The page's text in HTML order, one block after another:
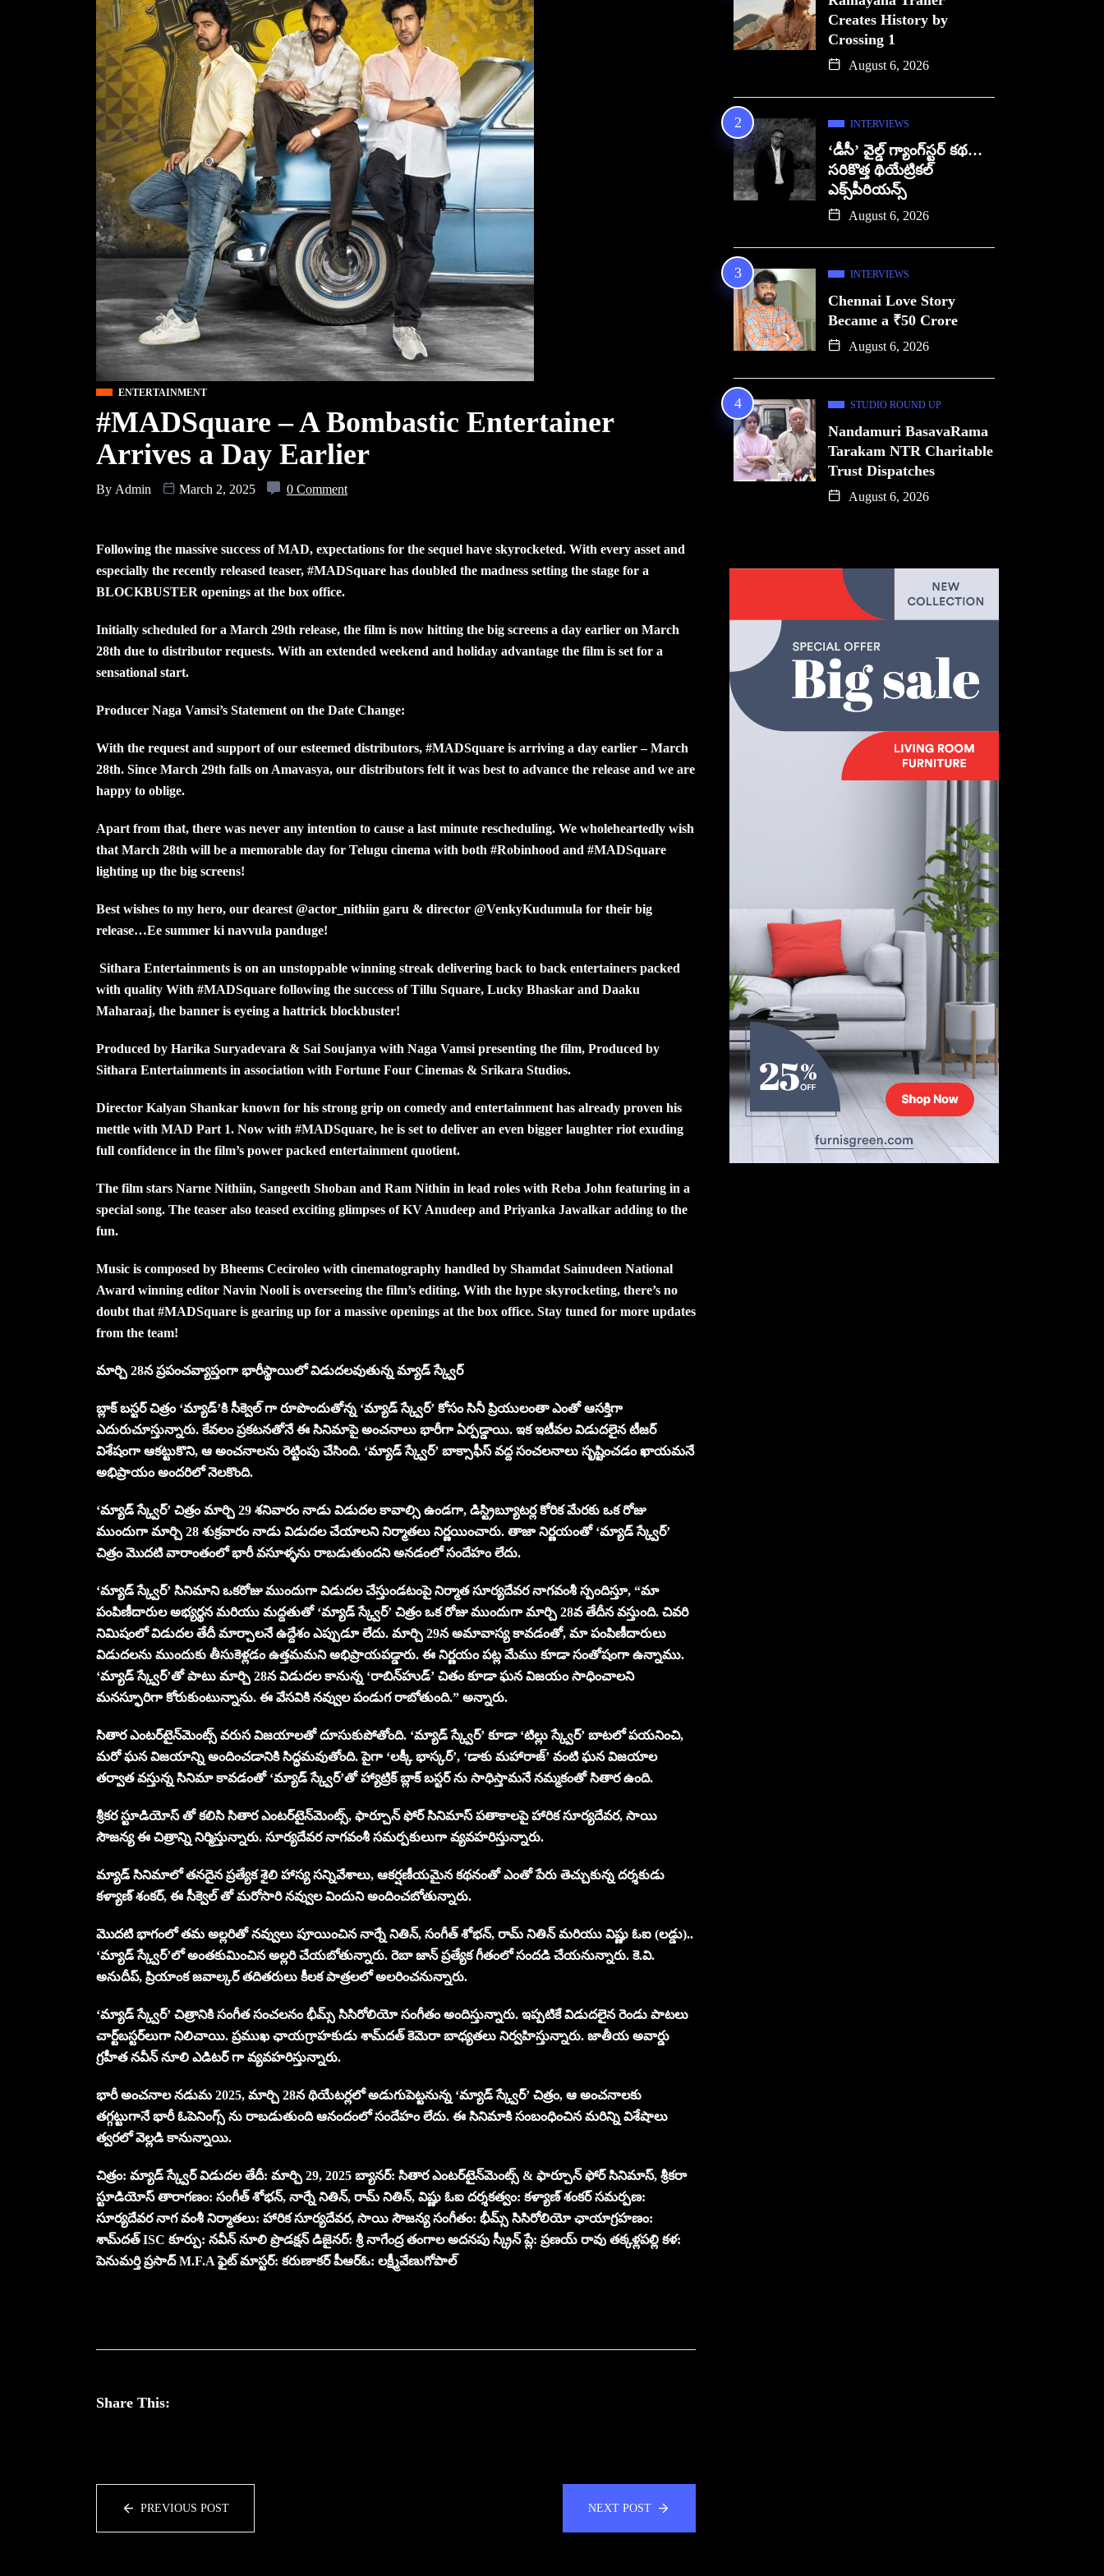
ENTERTAINMENT
#MADSquare – A Bombastic Entertainer
Arrives a Day Earlier
By Admin March 2, 2025 0 Comment
Following the massive success of MAD, expectations for the sequel have skyrocketed. With every asset and
especially the recently released teaser, #MADSquare has doubled the madness setting the stage for a
BLOCKBUSTER openings at the box office.
Initially scheduled for a March 29th release, the film is now hitting the big screens a day earlier on March
28th due to distributor requests. With an extended weekend and holiday advantage the film is set for a
sensational start.
Producer Naga Vamsi’s Statement on the Date Change:
With the request and support of our esteemed distributors, #MADSquare is arriving a day earlier – March
28th. Since March 29th falls on Amavasya, our distributors felt it was best to advance the release and we are
happy to oblige.
Apart from that, there was never any intention to cause a last minute rescheduling. We wholeheartedly wish
that March 28th will be a memorable day for Telugu cinema with both #Robinhood and #MADSquare
lighting up the big screens!
Best wishes to my hero, our dearest @actor_nithiin garu & director @VenkyKudumula for their big
release…Ee summer ki navvula panduge!
Sithara Entertainments is on an unstoppable winning streak delivering back to back entertainers packed
with quality With #MADSquare following the success of Tillu Square, Lucky Bhaskar and Daaku
Maharaaj, the banner is eyeing a hattrick blockbuster!
Produced by Harika Suryadevara & Sai Soujanya with Naga Vamsi presenting the film, Produced by
Sithara Entertainments in association with Fortune Four Cinemas & Srikara Studios.
Director Kalyan Shankar known for his strong grip on comedy and entertainment has already proven his
mettle with MAD Part 1. Now with #MADSquare, he is set to deliver an even bigger laughter riot exuding
full confidence in the film’s power packed entertainment quotient.
The film stars Narne Nithiin, Sangeeth Shoban and Ram Nithin in lead roles with Reba John featuring in a
special song. The teaser also teased exciting glimpses of KV Anudeep and Priyanka Jawalkar adding to the
fun.
Music is composed by Bheems Ceciroleo with cinematography handled by Shamdat Sainudeen National
Award winning editor Navin Nooli is overseeing the film’s editing. With the hype skyrocketing, there’s no
doubt that #MADSquare is gearing up for a massive openings at the box office. Stay tuned for more updates
from the team!
మార్చి 28న ప్రపంచవ్యాప్తంగా భారీస్థాయిలో విడుదలవుతున్న మ్యాడ్ స్క్వేర్
బ్లాక్ బస్టర్ చిత్రం ‘మ్యాడ్’కి సీక్వెల్ గా రూపొందుతోన్న ‘మ్యాడ్ స్క్వేర్’ కోసం సినీ ప్రియులంతా ఎంతో ఆసక్తిగా
ఎదురుచూస్తున్నారు. కేవలం ప్రకటనతోనే ఈ సినిమాపై అంచనాలు భారీగా ఏర్పడ్డాయి. ఇక ఇటీవల విడుదలైన టీజర్
విశేషంగా ఆకట్టుకొని, ఆ అంచనాలను రెట్టింపు చేసింది. ‘మ్యాడ్ స్క్వేర్’ బాక్సాఫీస్ వద్ద సంచలనాలు సృష్టించడం ఖాయమనే
అభిప్రాయం అందరిలో నెలకొంది.
‘మ్యాడ్ స్క్వేర్’ చిత్రం మార్చి 29 శనివారం నాడు విడుదల కావాల్సి ఉండగా, డిస్ట్రిబ్యూటర్ల కోరిక మేరకు ఒక రోజు
ముందుగా మార్చి 28 శుక్రవారం నాడు విడుదల చేయాలని నిర్మాతలు నిర్ణయించారు. తాజా నిర్ణయంతో ‘మ్యాడ్ స్క్వేర్’
చిత్రం మొదటి వారాంతంలో భారీ వసూళ్ళను రాబడుతుందని అనడంలో సందేహం లేదు.
‘మ్యాడ్ స్క్వేర్’ సినిమాని ఒకరోజు ముందుగా విడుదల చేస్తుండటంపై నిర్మాత సూర్యదేవర నాగవంశీ స్పందిస్తూ, “మా
పంపిణీదారుల అభ్యర్థన మరియు మద్దతుతో ‘మ్యాడ్ స్క్వేర్’ చిత్రం ఒక రోజు ముందుగా మార్చి 28వ తేదీన వస్తుంది. చివరి
నిమిషంలో విడుదల తేదీ మార్చాలనే ఉద్దేశం ఎప్పుడూ లేదు. మార్చి 29న అమావాస్య కావడంతో, మా పంపిణీదారులు
విడుదలను ముందుకు తీసుకెళ్లడం ఉత్తమమని అభిప్రాయపడ్డారు. ఈ నిర్ణయం పట్ల మేము కూడా సంతోషంగా ఉన్నాము.
‘మ్యాడ్ స్క్వేర్’తో పాటు మార్చి 28న విడుదల కానున్న ‘రాబిన్‌హుడ్’ చితం కూడా ఘన విజయం సాధించాలని
మనస్ఫూరిగా కోరుకుంటున్నాను. ఈ వేసవికి నవ్వుల పండుగ రాబోతుంది.” అన్నారు.
సితార ఎంటర్‌టైన్‌మెంట్స్ వరుస విజయాలతో దూసుకుపోతోంది. ‘మ్యాడ్ స్క్వేర్’ కూడా ‘టిల్లు స్క్వేర్’ బాటలో పయనించి,
మరో ఘన విజయాన్ని అందించడానికి సిద్ధమవుతోంది. పైగా ‘లక్కీ భాస్కర్’, ‘డాకు మహారాజ్’ వంటి ఘన విజయాల
తర్వాత వస్తున్న సినిమా కావడంతో ‘మ్యాడ్ స్క్వేర్’తో హ్యాట్రిక్ బ్లాక్ బస్టర్ ను సాధిస్తామనే నమ్మకంతో సితార ఉంది.
శ్రీకర స్టూడియోస్ తో కలిసి సితార ఎంటర్‌టైన్‌మెంట్స్, ఫార్చూన్ ఫోర్ సినిమాస్ పతాకాలపై హారిక సూర్యదేవర, సాయి
సౌజన్య ఈ చిత్రాన్ని నిర్మిస్తున్నారు. సూర్యదేవర నాగవంశీ సమర్పకులుగా వ్యవహరిస్తున్నారు.
మ్యాడ్ సినిమాలో తనదైన ప్రత్యేక శైలి హాస్య సన్నివేశాలు, ఆకర్షణీయమైన కథనంతో ఎంతో పేరు తెచ్చుకున్న దర్శకుడు
కళ్యాణ్ శంకర్, ఈ సీక్వెల్ తో మరోసారి నవ్వుల విందుని అందించబోతున్నారు.
మొదటి భాగంలో తమ అల్లరితో నవ్వులు పూయించిన నార్నే నితిన్, సంగీత్ శోభన్, రామ్ నితిన్ మరియు విష్ణు ఓఐ (లడ్డు)..
‘మ్యాడ్ స్క్వేర్’లో అంతకుమించిన అల్లరి చేయబోతున్నారు. రెబా జాన్ ప్రత్యేక గీతంలో సందడి చేయనున్నారు. కె.వి.
అనుదీప్, ప్రియాంక జవాల్కర్ తదితరులు కీలక పాత్రలలో అలరించనున్నారు.
‘మ్యాడ్ స్క్వేర్’ చిత్రానికి సంగీత సంచలనం భీమ్స్ సిసిరోలియో సంగీతం అందిస్తున్నారు. ఇప్పటికే విడుదలైన రెండు పాటలు
చార్ట్‌బస్టర్‌లుగా నిలిచాయి. ప్రముఖ ఛాయగ్రాహకుడు శామ్‌దత్ కెమెరా బాధ్యతలు నిర్వహిస్తున్నారు. జాతీయ అవార్డు
గ్రహీత నవీన్ నూలి ఎడిటర్ గా వ్యవహరిస్తున్నారు.
భారీ అంచనాల నడుమ 2025, మార్చి 28న థియేటర్లలో అడుగుపెట్టనున్న ‘మ్యాడ్ స్క్వేర్’ చిత్రం, ఆ అంచనాలకు
తగ్గట్టుగానే భారీ ఓపెనింగ్స్‌ ను రాబడుతుంది ఆనందంలో సందేహం లేదు. ఈ సినిమాకి సంబంధించిన మరిన్ని విశేషాలు
త్వరలో వెల్లడి కానున్నాయి.
చిత్రం: మ్యాడ్ స్క్వేర్ విడుదల తేదీ: మార్చి 29, 2025 బ్యానర్: సితార ఎంటర్‌టైన్‌మెంట్స్ & ఫార్చూన్ ఫోర్ సినిమాస్, శ్రీకరా
స్టూడియోస్ తారాగణం: సంగీత్ శోభన్, నార్నే నితిన్, రామ్ నితిన్‌, విష్ణు ఓఐ దర్శకత్వం: కళ్యాణ్ శంకర్ సమర్పణ:
సూర్యదేవర నాగ వంశీ నిర్మాతలు: హారిక సూర్యదేవర, సాయి సౌజన్య సంగీతం: భీమ్స్ సిసిరోలియో ఛాయాగ్రహణం:
శామ్‌దత్ ISC కూర్పు: నవీన్ నూలి ప్రొడక్షన్ డిజైనర్: శ్రీ నాగేంద్ర తంగాల అదనపు స్క్రీన్ ప్లే: ప్రణయ్ రావు తక్కళ్లపల్లి కళ:
పెనుమర్తి ప్రసాద్ M.F.A ఫైట్ మాస్టర్: కరుణాకర్ పీఆర్ఓ: లక్ష్మీవేణుగోపాల్
Share This:
PREVIOUS POST NEXT POST
Creates History by
Crossing 1
August 6, 2026
INTERVIEWS
‘డీసీ’ వైల్డ్ గ్యాంగ్‌స్టర్ కథ…
సరికొత్త థియేట్రికల్
ఎక్స్‌పీరియన్స్
August 6, 2026
INTERVIEWS
Chennai Love Story
Became a ₹50 Crore
August 6, 2026
STUDIO ROUND UP
Nandamuri BasavaRama
Tarakam NTR Charitable
Trust Dispatches
August 6, 2026